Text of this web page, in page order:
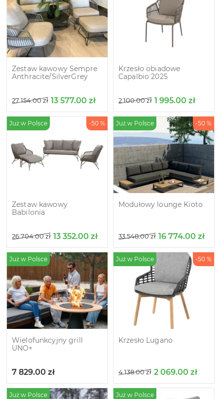
Zestaw kawowy Sempre
Anthracite/SilverGrey
27 154.00zł 13 577.00 zł
Krzesło obiadowe
Capalbio 2025
2 100.00zł 1 995.00 zł
Już w Polsce -50 %
Zestaw kawowy
Babilonia
26 704.00zł 13 352.00 zł
Już w Polsce -50 %
Modułowy lounge Kioto
33 548.00zł 16 774.00 zł
Już w Polsce
Wielofunkcyjny grill
UNO+
7 829.00 zł
Już w Polsce -50 %
Krzesło Lugano
4 138.00zł 2 069.00 zł
Już w Polsce Już w Polsce